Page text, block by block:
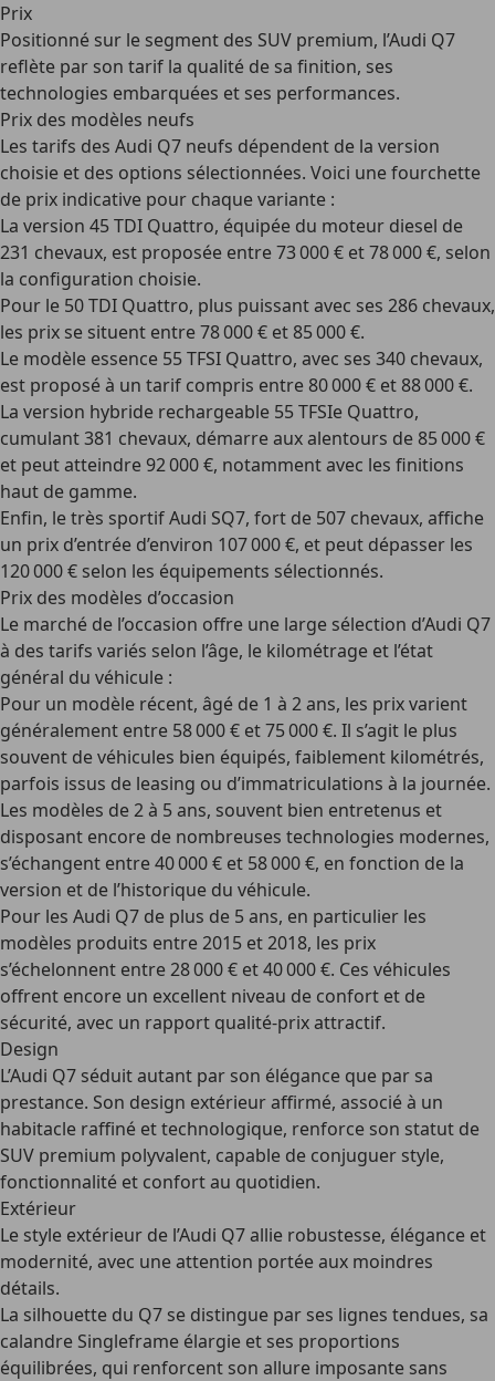
Prix
Positionné sur le segment des SUV premium, l’Audi Q7
reflète par son tarif la qualité de sa finition, ses
technologies embarquées et ses performances.
Prix des modèles neufs
Les tarifs des Audi Q7 neufs dépendent de la version
choisie et des options sélectionnées. Voici une fourchette
de prix indicative pour chaque variante :
La version 45 TDI Quattro, équipée du moteur diesel de
231 chevaux, est proposée entre73 000 € et78 000 €, selon
la configuration choisie.
Pour le 50 TDI Quattro, plus puissant avec ses 286 chevaux,
les prix se situent entre78 000 € et 85 000 €.
Le modèle essence 55 TFSI Quattro, avec ses 340 chevaux,
est proposé à un tarif compris entre 80 000 € et 88 000 €.
La version hybride rechargeable 55 TFSIe Quattro,
cumulant 381 chevaux, démarre aux alentours de 85 000 €
et peut atteindre 92 000 €, notamment avec les finitions
haut de gamme.
Enfin, le très sportifAudi SQ7, fort de 507 chevaux, affiche
un prix d’entrée d’environ 107 000 €, et peut dépasser les
120 000 € selon les équipements sélectionnés.
Prix des modèles d’occasion
Le marché de l’occasion offre une large sélection d’Audi Q7
à des tarifs variés selon l’âge, le kilométrage et l’état
général du véhicule :
Pour un modèle récent, âgé de 1 à 2 ans, les prix varient
généralement entre 58 000 € et75 000 €. Il s’agit le plus
souvent de véhicules bien équipés, faiblement kilométrés,
parfois issus de leasing ou d’immatriculations à la journée.
Les modèles de2 à 5 ans, souvent bien entretenus et
disposant encore de nombreuses technologies modernes,
s’échangent entre40 000 € et 58 000 €, en fonction de la
version et de l’historique du véhicule.
Pour les Audi Q7 de plus de 5 ans, en particulier les
modèles produits entre 2015 et 2018, les prix
s’échelonnent entre28 000 € et40 000 €. Ces véhicules
offrent encore un excellent niveau de confort et de
sécurité, avec un rapport qualité-prix attractif.
Design
L’Audi Q7 séduit autant par son élégance que par sa
prestance. Son design extérieur affirmé, associé à un
habitacle raffiné et technologique, renforce son statut de
SUV premium polyvalent, capable de conjuguer style,
fonctionnalité et confort au quotidien.
Extérieur
Le style extérieur de l’Audi Q7 allie robustesse, élégance et
modernité, avec une attention portée aux moindres
détails.
La silhouette du Q7 se distingue par ses lignes tendues, sa
calandre Singleframe élargie et ses proportions
équilibrées, qui renforcent son allure imposante sans